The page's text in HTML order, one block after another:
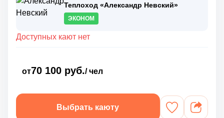
Теплоход «Александр Невский»
ЭКОНОМ
Доступных кают нет
от70 100 руб./ чел
Выбрать каюту